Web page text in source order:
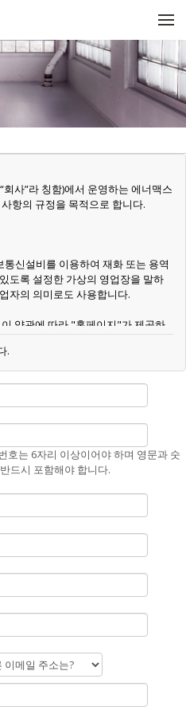
사”라 칭함)에서 운영하는 에너맥스
항의 규정을 목적으로 합니다.
신설비를 이용하여 재화 또는 용역
도록 설정한 가상의 영업장을 말하
자의 의미로도 사용합니다.
약관에 따라 "홈페이지"가 제공하
합니다.
보를 제공하여 회원등록을 한 자로
제공받으며 "홈페이지"가 제공하는
자를 말합니다.
않고 "홈페이지"가 제공하는 서비스
이용함에 있어서 홈페이지에 게시
의 정보 형태의 글,사진,동영상 및
에너맥스.com)에 게시하거나
있을 경우 약관을 변경할 수 있으
를 명시하여 현행약관과 함께 "홈페
용일자 전까지 공지합니다. 단, 회원
우편 주소) 개정약관을 발송하여
공지 또는 통지 하면서 회원에게 7
.
호는 6자리 이상이어야 하며 영문과 숫
드시 포함해야 합니다.